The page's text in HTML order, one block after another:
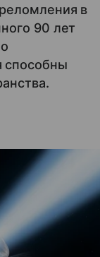
в
90 лет
способны